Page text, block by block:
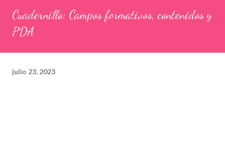
Cuadernillo: Campos formativos, contenidos y
PDA
julio 23, 2023